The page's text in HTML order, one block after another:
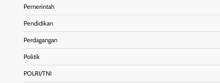
Pemerintah
Pendidikan
Perdagangan
Politik
POLRI/TNI